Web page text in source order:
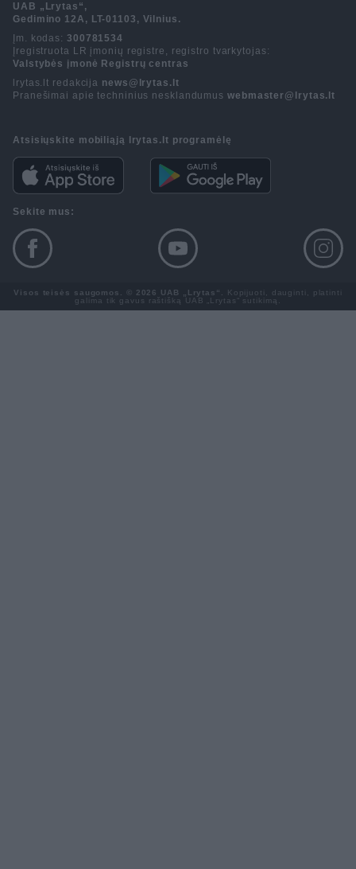
UAB „Lrytas“,
Gedimino 12A, LT-01103, Vilnius.
Įm. kodas: 300781534
Įregistruota LR įmonių registre, registro tvarkytojas:
Valstybės įmonė Registrų centras
lrytas.lt redakcija news@lrytas.lt
Pranešimai apie techninius nesklandumus webmaster@lrytas.lt
Atsisiųskite mobiliąją lrytas.lt programėlę
Sekite mus:
Visos teisės saugomos. © 2026 UAB „Lrytas“.
Kopijuoti, dauginti, platinti
galima tik gavus raštišką UAB „Lrytas“ sutikimą.